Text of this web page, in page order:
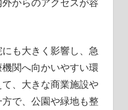
も大きく影響し、急
関へ向かいやすい環
、大きな商業施設や
で、公園や緑地も整